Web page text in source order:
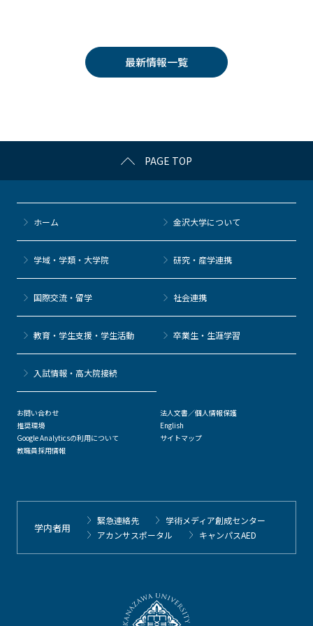
k
erk
et
n
a
最新情報一覧
PAGE TOP
ホーム 金沢大学について
学域・学類・大学院 研究・産学連携
国際交流・留学 社会連携
教育・学生支援・学生活動 卒業生・生涯学習
⼊試情報・高大院接続
お問い合わせ
推奨環境
Google Analyticsの利用について
教職員採用情報
法人文書／個人情報保護
English
サイトマップ
学内者用
緊急連絡先
学術メディア創成センター
アカンサスポータル
キャンパスAED